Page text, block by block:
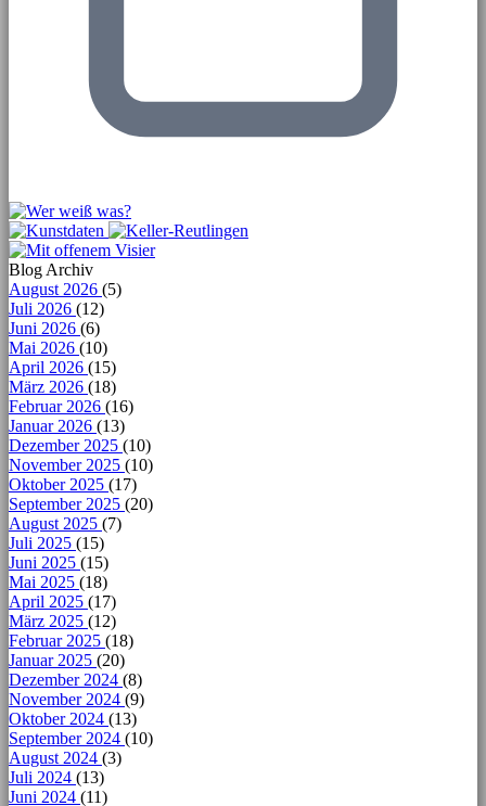
Blog Archiv
August 2026 (5)
Juli 2026 (12)
Juni 2026 (6)
Mai 2026 (10)
April 2026 (15)
März 2026 (18)
Februar 2026 (16)
Januar 2026 (13)
Dezember 2025 (10)
November 2025 (10)
Oktober 2025 (17)
September 2025 (20)
August 2025 (7)
Juli 2025 (15)
Juni 2025 (15)
Mai 2025 (18)
April 2025 (17)
März 2025 (12)
Februar 2025 (18)
Januar 2025 (20)
Dezember 2024 (8)
November 2024 (9)
Oktober 2024 (13)
September 2024 (10)
August 2024 (3)
Juli 2024 (13)
Juni 2024 (11)